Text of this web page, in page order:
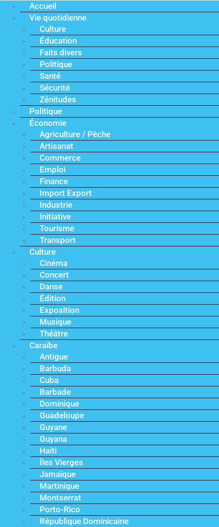
Accueil
Vie quotidienne
Culture
Éducation
Faits divers
Politique
Santé
Sécurité
Zénitudes
Politique
Économie
Agriculture / Pêche
Artisanat
Commerce
Emploi
Finance
Import Export
Industrie
Initiative
Tourisme
Transport
Culture
Cinéma
Concert
Danse
Édition
Exposition
Musique
Théâtre
Caraïbe
Antigue
Barbuda
Cuba
Barbade
Dominique
Guadeloupe
Guyane
Guyana
Haïti
Îles Vierges
Jamaïque
Martinique
Montserrat
Porto-Rico
République Dominicaine